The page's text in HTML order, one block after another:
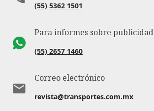
(55) 5362 1501
Para informes sobre publicidad
(55) 2657 1460
Correo electrónico
revista@transportes.com.mx